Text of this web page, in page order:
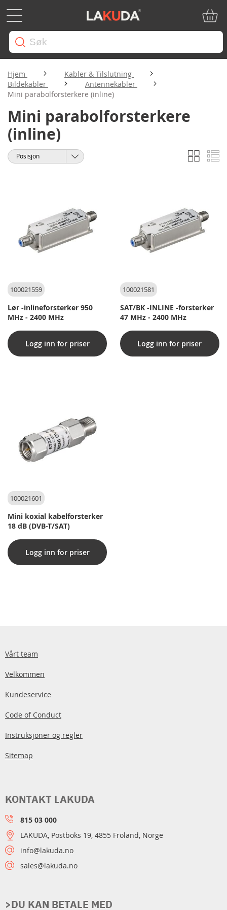
Hjem
Kabler & Tilslutning
Bildekabler
Antennekabler
Mini parabolforsterkere (inline)
Mini parabolforsterkere
(inline)
Vise
som
Sorter
100021559
Lør -inlineforsterker 950
MHz - 2400 MHz
Logg inn for priser
100021581
SAT/BK -INLINE -forsterker
47 MHz - 2400 MHz
Logg inn for priser
100021601
Mini koxial kabelforsterker
18 dB (DVB-T/SAT)
Logg inn for priser
Vårt team
Velkommen
Kundeservice
Code of Conduct
Instruksjoner og regler
Sitemap
>DU KAN BETALE MED
KONTAKT LAKUDA
815 03 000
LAKUDA, Postboks 19, 4855 Froland, Norge
info@lakuda.no
sales@lakuda.no